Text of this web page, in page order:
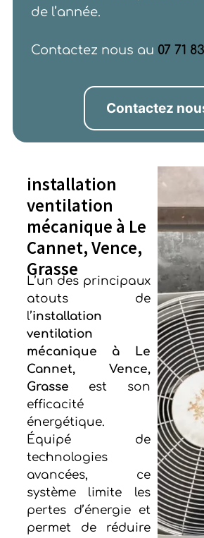
de l’année.
Contactez nous au 07 71
Contactez
installation
ventilation
mécanique à Le
Cannet, Vence,
Grasse
L’un des principaux
atouts de
l’installation
ventilation
mécanique à Le
Cannet, Vence,
Grasse
est son
efficacité
énergétique.
Équipé de
technologies
avancées, ce
système limite les
pertes d’énergie et
permet de réduire